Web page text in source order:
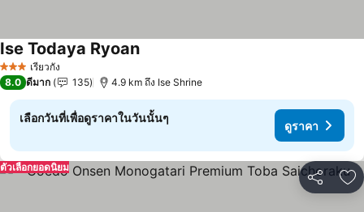
3 ดาว เรียวกัง
Ise Todaya Ryoanดูราคา
8.0 ดีมาก 135 4.9 km ถึง Ise Shrine
เลือกวันที่เพื่อดูราคาในวันนั้นๆ
ดูราคา
แชร์ เ
ตัวเลือกยอดนิยม